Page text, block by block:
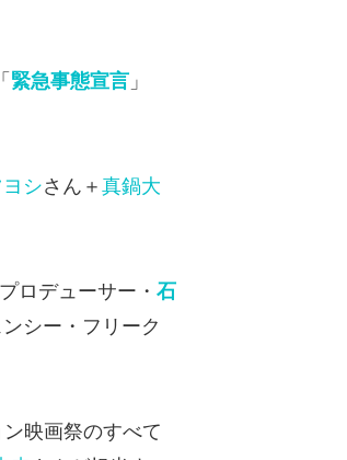
緊急事態宣言 」
シさん＋真鍋大
ロデューサー・ 石
シー・フリーク
映画祭のすべて